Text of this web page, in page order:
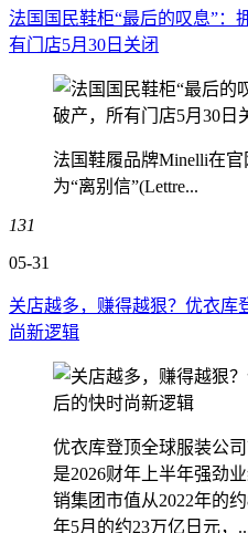
法国国民鞋柜“最后的叹息”：
有门店5月30日关闭
法国鞋履品牌Minelli在
为“离别信”(Lettre...
131
05-31
关店越多，赚得越狠？优衣库
尚新逻辑
优衣库登顶全球服装公
是2026财年上半年强劲
销集团市值从2022年的
年5月的约23万亿日元，